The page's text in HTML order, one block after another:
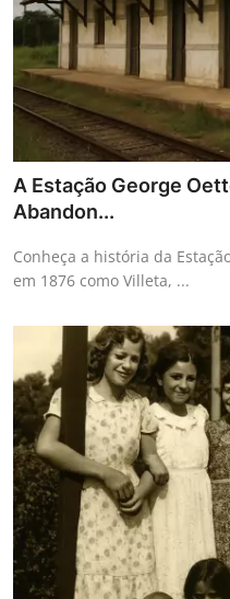
A Estação George
Abandon...
Conheça a história da
em 1876 como Villeta, ...